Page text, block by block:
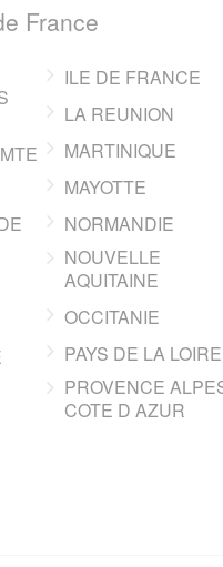
France
ILE DE FRANCE
LA REUNION
MARTINIQUE
MAYOTTE
NORMANDIE
NOUVELLE
AQUITAINE
OCCITANIE
PAYS DE LA LOIRE
PROVENCE
COTE D AZUR